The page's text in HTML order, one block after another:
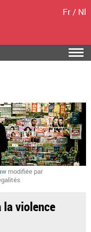
Fr/ Nl
modifiée par
la violence